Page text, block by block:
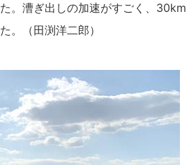
。漕ぎ出しの加速がすごく、30km
。
（田渕洋二郎）